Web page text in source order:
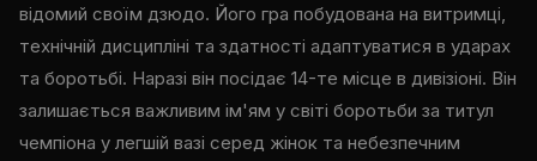
відомий своїм дзюдо. Його гра побудована на витримці,
технічній дисципліні та здатності адаптуватися в ударах
та боротьбі. Наразі він посідає 14-те місце в дивізіоні. Він
залишається важливим ім'ям у світі боротьби за титул
чемпіона у легшій вазі серед жінок та небезпечним